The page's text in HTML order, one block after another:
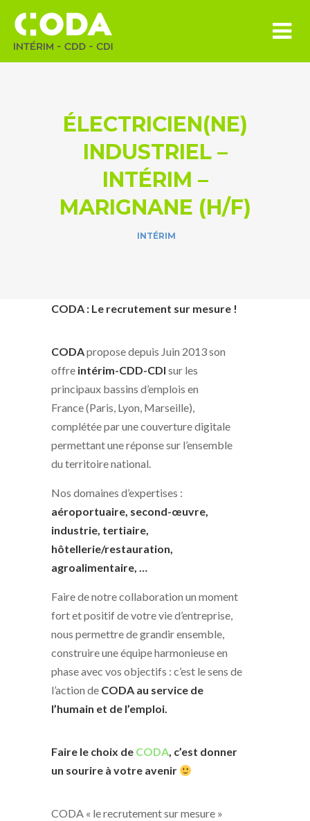
ÉLECTRICIEN(NE)
INDUSTRIEL –
INTÉRIM –
MARIGNANE (H/F)
INTÉRIM
CODA : Le recrutement sur mesure !
CODApropose depuis Juin 2013 son
offre intérim-CDD-CDI sur les
principaux bassins d’emplois en
France (Paris, Lyon, Marseille),
complétée par une couverture digitale
permettant une réponse sur l’ensemble
du territoire national.
Nos domaines d’expertises :
aéroportuaire, second-œuvre,
industrie, tertiaire,
hôtellerie/restauration,
agroalimentaire, …
Faire de notre collaboration un moment
fort et positif de votre vie d’entreprise,
nous permettre de grandir ensemble,
construire une équipe harmonieuse en
phase avec vos objectifs : c’est le sens de
l’action de CODA au service de
l’humain et de l’emploi.
Faire le choix de CODA, c’est donner
un sourire à votre avenir
CODA « le recrutement sur mesure »